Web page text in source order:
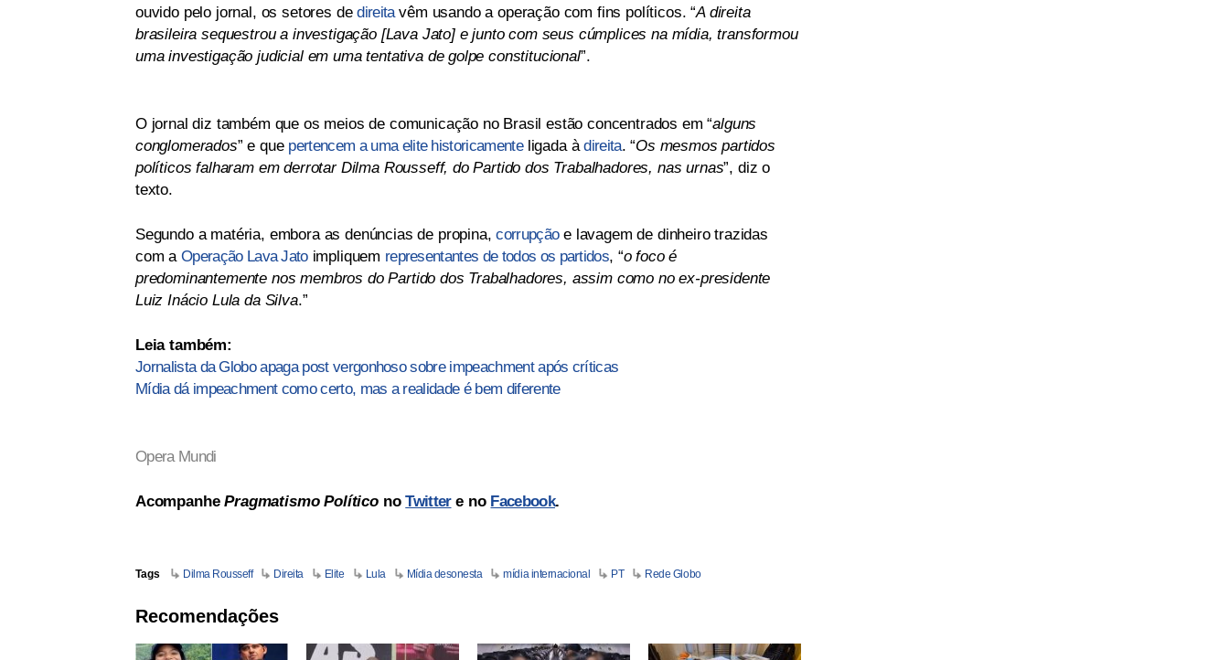
ouvido pelo jornal, os setores dedireitavêm usando a operação com fins políticos. “A direita
brasileira sequestrou a investigação [Lava Jato] e junto com seus cúmplices na mídia, transformou
uma investigação judicial em uma tentativa de golpe constitucional”.
O jornal diz também que os meios de comunicação no Brasil estão concentrados em “alguns
conglomerados” e que pertencem a uma elite historicamenteligada àdireita. “Os mesmos partidos
políticos falharam em derrotar Dilma Rousseff, do Partido dos Trabalhadores, nas urnas”, diz o
texto.
Segundo a matéria, embora as denúncias de propina,corrupçãoe lavagem de dinheiro trazidas
com a Operação Lava Jatoimpliquem representantes de todos os partidos, “o foco é
predominantemente nos membros do Partido dos Trabalhadores, assim como no ex-presidente
Luiz Inácio Lula da Silva.”
Leia também:
Jornalista da Globo apaga post vergonhoso sobre impeachment após críticas
Mídia dá impeachment como certo, mas a realidade é bem diferente
Opera Mundi
AcompanhePragmatismo PolíticonoTwittere no Facebook.
Tags Dilma Rousseff Direita Elite Lula Mídia desonesta mídia internacional PT Rede Globo
Recomendações